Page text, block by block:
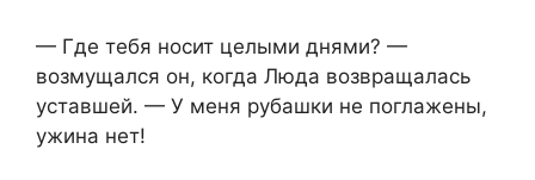
— Где тебя носит целыми днями? —
возмущался он, когда Люда возвращалась
уставшей. — У меня рубашки не поглажены,
ужина нет!